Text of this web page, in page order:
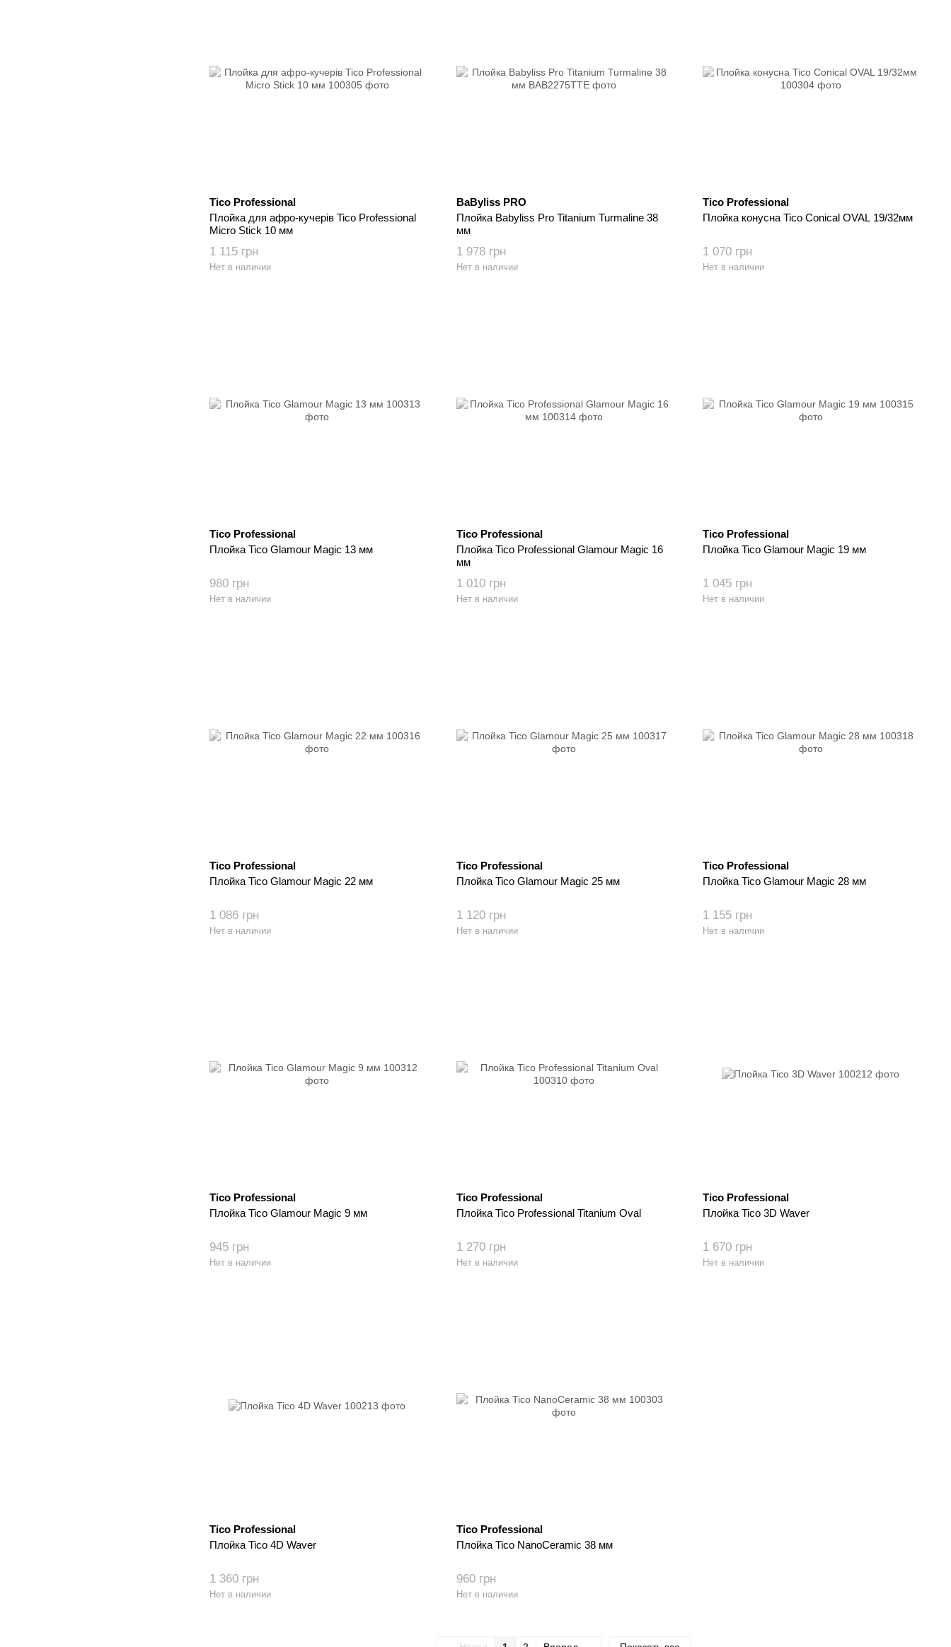
Tico Professional
Плойка для афро-кучерів Tico Professional
Micro Stick 10 мм
1 115 грн
Нет в наличии
BaByliss PRO
Плойка Babyliss Pro Titanium Turmaline 38
мм
1 978 грн
Нет в наличии
Tico Professional
Плойка конусна Tico Conical OVAL 19/32мм
1 070 грн
Нет в наличии
Tico Professional
Плойка Tico Glamour Magic 13 мм
980 грн
Нет в наличии
Tico Professional
Плойка Tico Professional Glamour Magic 16
мм
1 010 грн
Нет в наличии
Tico Professional
Плойка Tico Glamour Magic 19 мм
1 045 грн
Нет в наличии
Tico Professional
Плойка Tico Glamour Magic 22 мм
1 086 грн
Нет в наличии
Tico Professional
Плойка Tico Glamour Magic 25 мм
1 120 грн
Нет в наличии
Tico Professional
Плойка Tico Glamour Magic 28 мм
1 155 грн
Нет в наличии
Tico Professional
Плойка Tico Glamour Magic 9 мм
945 грн
Нет в наличии
Tico Professional
Плойка Tico Professional Titanium Oval
1 270 грн
Нет в наличии
Tico Professional
Плойка Tico 3D Waver
1 670 грн
Нет в наличии
Tico Professional
Плойка Tico 4D Waver
1 360 грн
Нет в наличии
Tico Professional
Плойка Tico NanoCeramic 38 мм
960 грн
Нет в наличии